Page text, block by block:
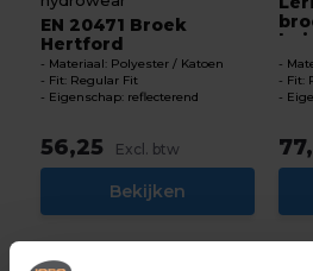
EN 20471 Broek
Hertford
Materiaal: Polyester / Katoen
Fit: Regular Fit
Eigenschap: reflecterend
56,25 Excl. btw
Bekijken
Fit: